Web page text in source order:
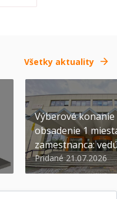
Všetky aktuality
Výberové konanie
obsadenie 1
zamestnanca:
Pridané 21.07.2026